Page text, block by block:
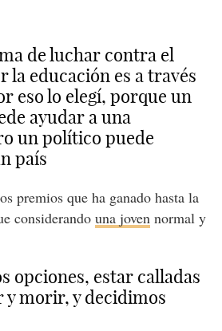
de luchar contra el
educación es a través
eso lo elegí, porque un
ayudar a una
un político puede
país
premios que ha ganado hasta la
considerando una jovennormal y
opciones, estar calladas
y morir, y decidimos